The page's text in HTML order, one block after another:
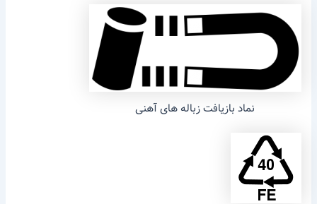
نماد بازیافت زباله های آهنی